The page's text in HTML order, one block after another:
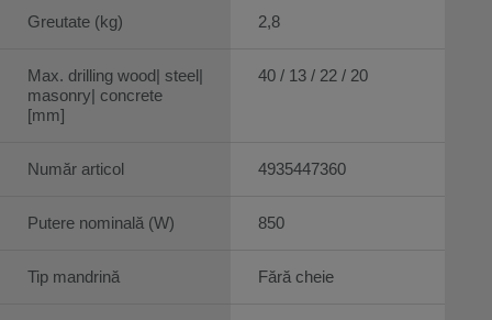
Greutate (kg)
Max. drilling wood| steel|
masonry| concrete
[mm]
Număr articol
Putere nominală (W)
Tip mandrină
2,8
40 / 13 / 22 / 20
4935447360
850
Fără cheie